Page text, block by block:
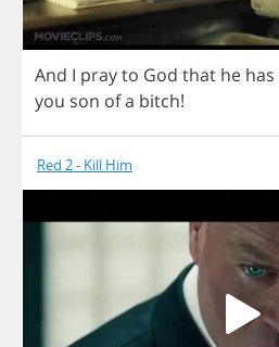
And I prayto God that he has
you son ofa bitch!
Red 2 - Kill Him